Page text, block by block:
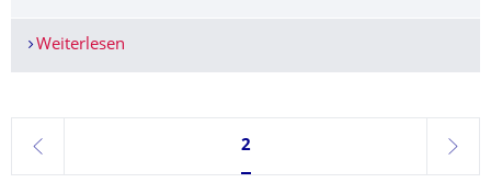
Weiterlesen
zurück
Seite 2, aktuell ausgewählt
2
weiter